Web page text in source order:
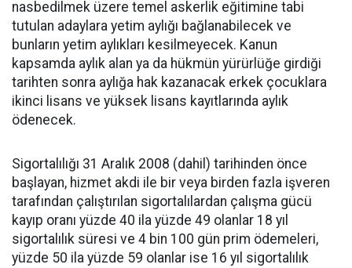
nasbedilmek üzere temel askerlik eğitimine tabi
tutulan adaylara yetim aylığı bağlanabilecek ve
bunların yetim aylıkları kesilmeyecek. Kanun
kapsamda aylık alan ya da hükmün yürürlüğe girdiği
tarihten sonra aylığa hak kazanacak erkek çocuklara
ikinci lisans ve yüksek lisans kayıtlarında aylık
ödenecek.
Sigortalılığı 31 Aralık 2008 (dahil) tarihinden önce
başlayan, hizmet akdi ile bir veya birden fazla işveren
tarafından çalıştırılan sigortalılardan çalışma gücü
kayıp oranı yüzde 40 ila yüzde 49 olanlar 18 yıl
sigortalılık süresi ve 4 bin 100 gün prim ödemeleri,
yüzde 50 ila yüzde 59 olanlar ise 16 yıl sigortalılık